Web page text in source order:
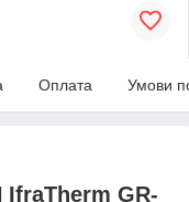
Оплата Умови
IfraTherm GR-